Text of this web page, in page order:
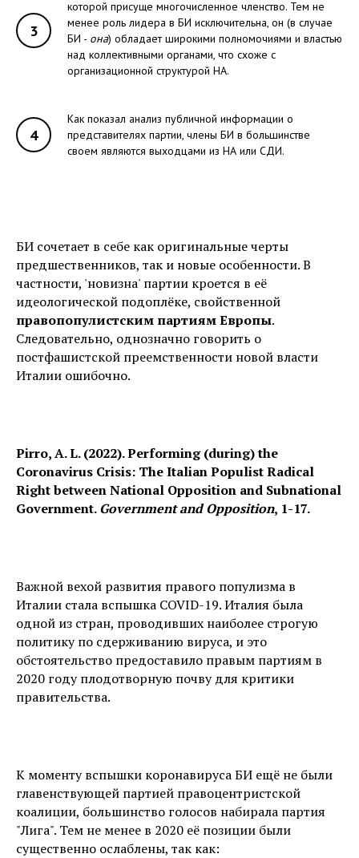
3
которой присуще многочисленное членство. Тем не
менее роль лидера в БИ исключительна, он (в случае
БИ - она) обладает широкими полномочиями и властью
над коллективными органами, что схоже с
организационной структурой НА.
4
Как показал анализ публичной информации о
представителях партии, члены БИ в большинстве
своем являются выходцами из НА или СДИ.
БИ сочетает в себе как оригинальные черты
предшественников, так и новые особенности. В
частности, 'новизна' партии кроется в её
идеологической подоплёке, свойственной
правопопулистским партиям Европы.
Следовательно, однозначно говорить о
постфашистской преемственности новой власти
Италии ошибочно.
Pirro, A. L. (2022). Performing (during) the
Coronavirus Crisis: The Italian Populist Radical
Right between National Opposition and Subnational
Government.Government and Opposition, 1-17.
Важной вехой развития правого популизма в
Италии стала вспышка COVID-19. Италия была
одной из стран, проводивших наиболее строгую
политику по сдерживанию вируса, и это
обстоятельство предоставило правым партиям в
2020 году плодотворную почву для критики
правительства.
К моменту вспышки коронавируса БИ ещё не были
главенствующей партией правоцентристской
коалиции, большинство голосов набирала партия
"Лига". Тем не менее в 2020 её позиции были
существенно ослаблены, так как: